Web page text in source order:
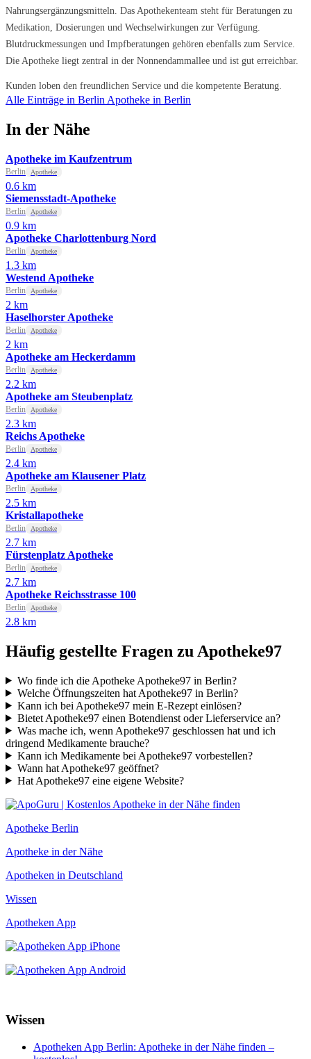
Nahrungsergänzungsmitteln. Das Apothekenteam steht für Beratungen zu
Medikation, Dosierungen und Wechselwirkungen zur Verfügung.
Blutdruckmessungen und Impfberatungen gehören ebenfalls zum Service.
Die Apotheke liegt zentral in der Nonnendammallee und ist gut erreichbar.
Kunden loben den freundlichen Service und die kompetente Beratung.
Alle Einträge in Berlin Apotheke in Berlin
In der Nähe
Apotheke im Kaufzentrum
Berlin Apotheke
0.6 km
Siemensstadt-Apotheke
Berlin Apotheke
0.9 km
Apotheke Charlottenburg Nord
Berlin Apotheke
1.3 km
Westend Apotheke
Berlin Apotheke
2 km
Haselhorster Apotheke
Berlin Apotheke
2 km
Apotheke am Heckerdamm
Berlin Apotheke
2.2 km
Apotheke am Steubenplatz
Berlin Apotheke
2.3 km
Reichs Apotheke
Berlin Apotheke
2.4 km
Apotheke am Klausener Platz
Berlin Apotheke
2.5 km
Kristallapotheke
Berlin Apotheke
2.7 km
Fürstenplatz Apotheke
Berlin Apotheke
2.7 km
Apotheke Reichsstrasse 100
Berlin Apotheke
2.8 km
Häufig gestellte Fragen zu Apotheke97
Wo finde ich die Apotheke Apotheke97 in Berlin?
Welche Öffnungszeiten hat Apotheke97 in Berlin?
Kann ich bei Apotheke97 mein E-Rezept einlösen?
Bietet Apotheke97 einen Botendienst oder Lieferservice an?
Was mache ich, wenn Apotheke97 geschlossen hat und ich
dringend Medikamente brauche?
Kann ich Medikamente bei Apotheke97 vorbestellen?
Wann hat Apotheke97 geöffnet?
Hat Apotheke97 eine eigene Website?
Apotheke Berlin
Apotheke in der Nähe
Apotheken in Deutschland
Wissen
Apotheken App
Wissen
Apotheken App Berlin: Apotheke in der Nähe finden –